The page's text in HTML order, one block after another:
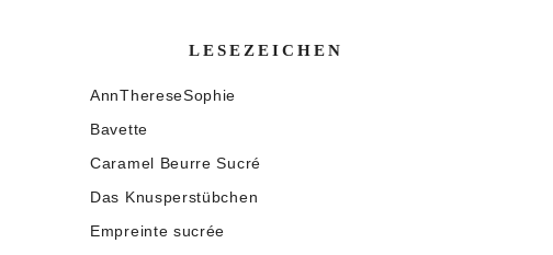
LESEZEICHEN
AnnThereseSophie
Bavette
Caramel Beurre Sucré
Das Knusperstübchen
Empreinte sucrée